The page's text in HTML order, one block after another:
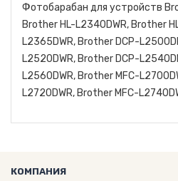
Фотобарабан для устройств
Brother HL-L2340DWR, Brother
L2365DWR, Brother DCP-
L2520DWR, Brother DCP-
L2560DWR, Brother MFC-
L2720DWR, Brother MFC-
КОМПАНИЯ